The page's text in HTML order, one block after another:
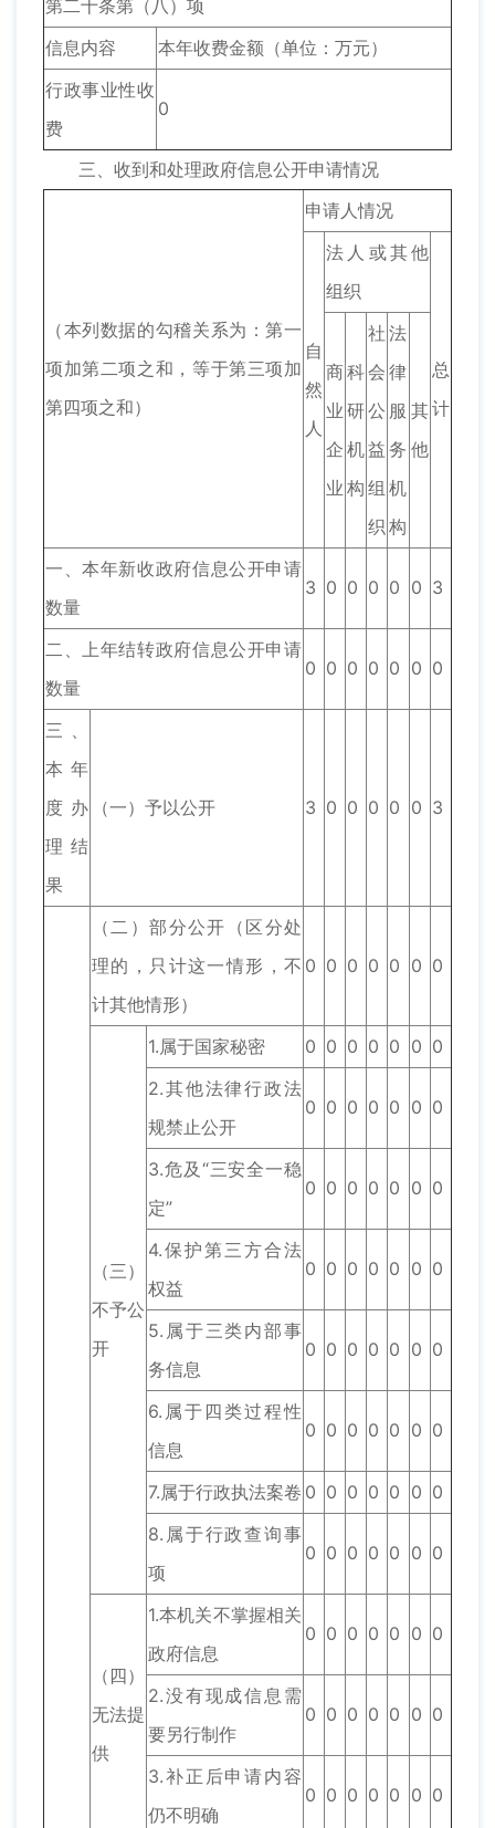
第二十条第（八）项
信息内容
本年收费金额（单位：万元）
行政事业性收
费
0
三、收到和处理政府信息公开申请情况
（本列数据的勾稽关系为：第一
项加第二项之和，等于第三项加
第四项之和）
申请人情况
自
然
人
法人或其他
组织
总
计
商
业
企
业
科
研
机
构
社
会
公
益
组
织
法
律
服
务
机
构
其
他
一、本年新收政府信息公开申请
数量
3 0 0 0 0 0 3
二、上年结转政府信息公开申请
数量
0 0 0 0 0 0 0
三、
本年
度办
理结
果
（一）予以公开 3 0 0 0 0 0 3
（二）部分公开（区分处
理的，只计这一情形，不
计其他情形）
0 0 0 0 0 0 0
（三）
不予公
开
1.属于国家秘密 0 0 0 0 0 0 0
2.其他法律行政法
规禁止公开
0 0 0 0 0 0 0
3.危及“三安全一稳
定”
0 0 0 0 0 0 0
4.保护第三方合法
权益
0 0 0 0 0 0 0
5.属于三类内部事
务信息
0 0 0 0 0 0 0
6.属于四类过程性
信息
0 0 0 0 0 0 0
7.属于行政执法案卷 0 0 0 0 0 0 0
8.属于行政查询事
项
0 0 0 0 0 0 0
（四）
无法提
供
1.本机关不掌握相关
政府信息
0 0 0 0 0 0 0
2.没有现成信息需
要另行制作
0 0 0 0 0 0 0
3.补正后申请内容
仍不明确
0 0 0 0 0 0 0